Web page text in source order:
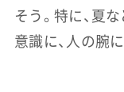
そう。特に、夏
意識に、人の腕